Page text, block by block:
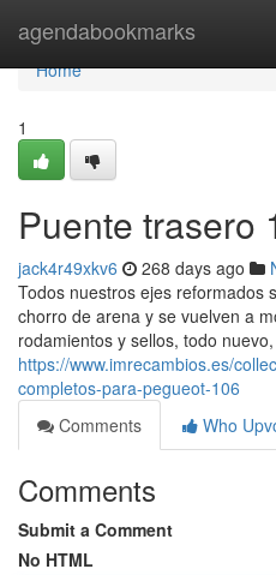
agendabookmarks
Home
Home
1
Puente trasero
jack4r49xkv6 268 days ago
Todos nuestros ejes reformados
chorro de arena y se vuelven a
rodamientos y sellos, todo
https://www.imrecambios.es/
completos-para-pegueot-106
Comments
Who
Comments
Submit a Comment
No HTML